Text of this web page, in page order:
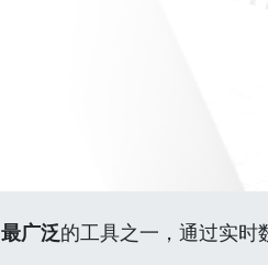
最广泛的工具之一，通过实时